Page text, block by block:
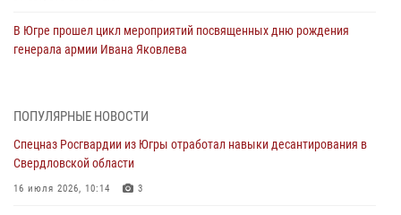
В Югре прошел цикл мероприятий посвященных дню рождения
генерала армии Ивана Яковлева
В Югре ОМОН Росгвардии оказал содействие ГИБДД в выявлении
05 августа 2026, 11:14
В Югре сотрудники вневедомственной охраны Росгвардии пресекли
ПОПУЛЯРНЫЕ НОВОСТИ
Спецназ Росгвардии из Югры отработал навыки десантирования в
Свердловской области
16 июля 2026, 10:14 3